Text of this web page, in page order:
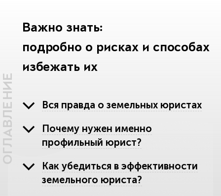
ОГЛАВЛЕНИЕ
Важно знать:
подробно о рисках и способах
избежать их
Вся правда о земельных юристах
Почему нужен именно
профильный юрист?
Как убедиться в эффективности
земельного юриста?